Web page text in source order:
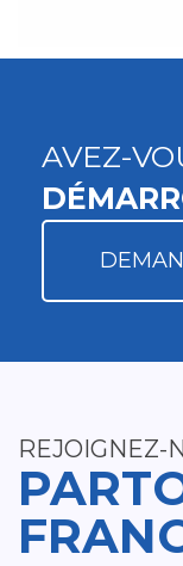
AVEZ-
REJOIGNEZ-